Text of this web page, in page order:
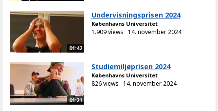
01:42
Undervisningsprisen 2024
Københavns Universitet
1.909 views 14. november 2024
01:21
Studiemiljøprisen 2024
Københavns Universitet
826 views 14. november 2024